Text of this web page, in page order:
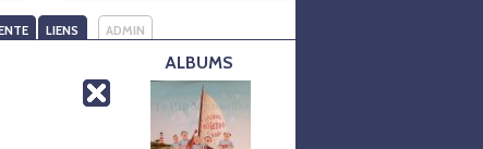
LIENS ADMIN
ALBUMS